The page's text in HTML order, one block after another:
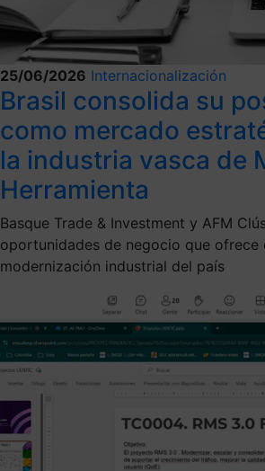
25/06/2026 Internacionalización
Brasil consolida su
como mercado
la industria vasca de
Herramienta
Basque Trade & Investment y AFM
oportunidades de negocio que ofrece
modernización industrial del país